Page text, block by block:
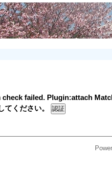
check failed. Plugin:attach
てください。